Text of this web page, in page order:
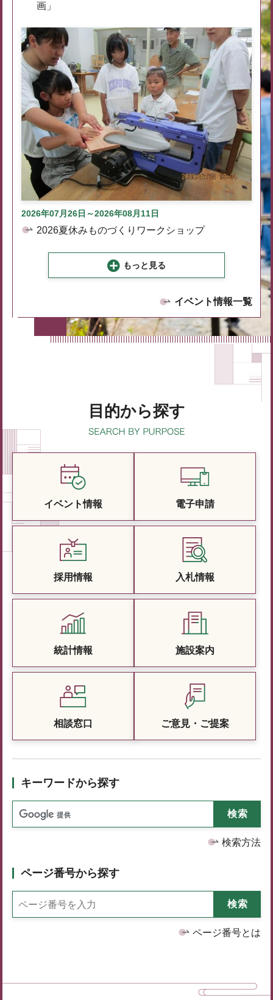
画」
2026年07月26日～2026年08月11日
2026夏休みものづくりワークショップ
もっと見る
イベント情報一覧
目的から探す
イベント情報 電子申請
採用情報 入札情報
統計情報 施設案内
相談窓口 ご意見・ご提案
キーワードから探す
検索方法
ページ番号から探す
ページ番号とは